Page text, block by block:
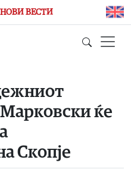
ВЕСТИ
ќе
Скопје